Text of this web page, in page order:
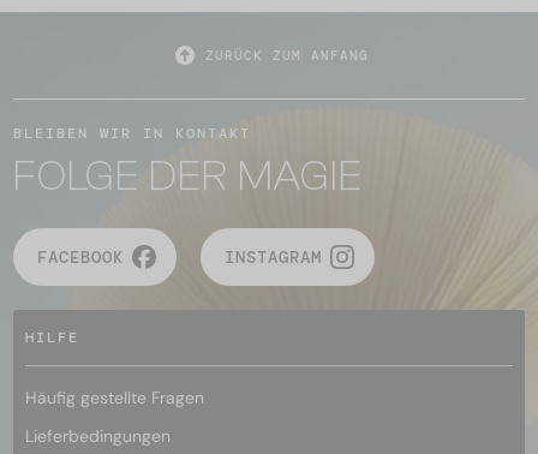
ZURÜCK ZUM ANFANG
BLEIBEN WIR IN KONTAKT
FOLGE DER MAGIE
FACEBOOK INSTAGRAM
HILFE
Häufig gestellte Fragen
Lieferbedingungen